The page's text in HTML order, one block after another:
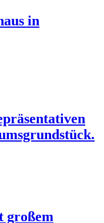
in
großem